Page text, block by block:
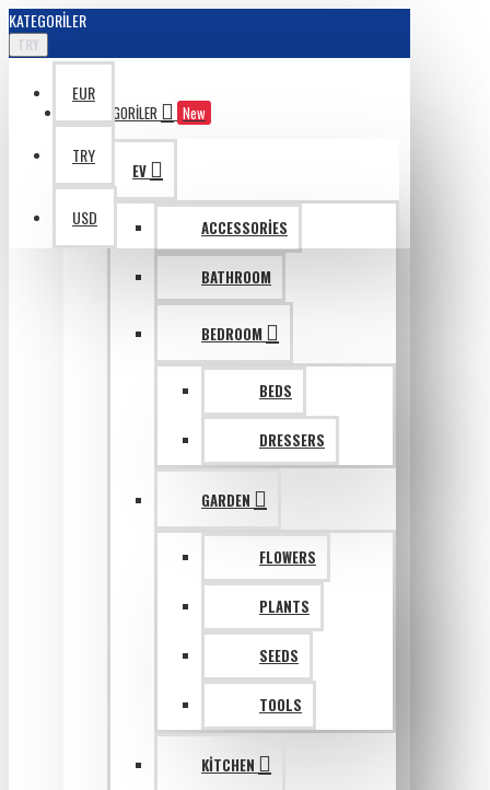
KATEGORILER
TRY
EUR
TRY
USD
KATAGORILER New
EV
ACCESSORIES
BATHROOM
BEDROOM
BEDS
DRESSERS
GARDEN
FLOWERS
PLANTS
SEEDS
TOOLS
KITCHEN